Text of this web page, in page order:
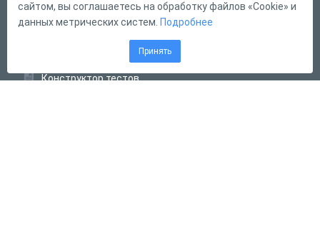
Форма обратной связи
Конструктор тестов
сайтом, вы соглашаетесь на обработку файлов «Cookie» и
данных метрических систем. Подробнее
Принять